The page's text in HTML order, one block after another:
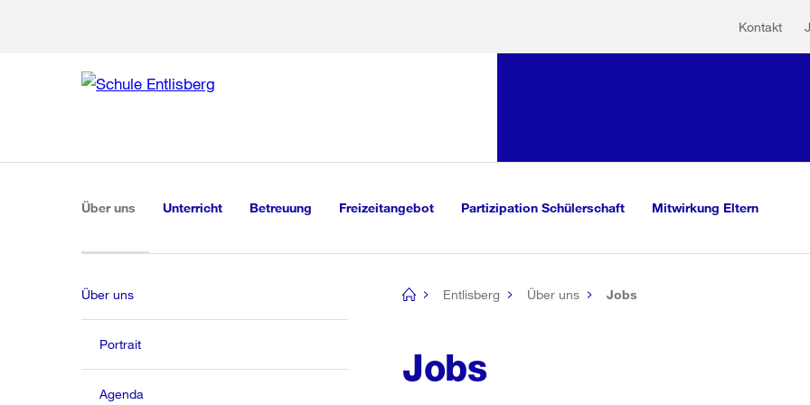
Kontakt
Navigation
Über uns (aktiv)Unterricht Betreuung Freizeitangebot Partizipation Schülerschaft Mitwirkung Eltern
[no
Entlisberg Über uns Jobs
Jobs
Über uns
Portrait
Agenda